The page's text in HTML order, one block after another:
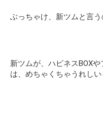
ぶっちゃけ、新ツムと言う
新ツムが、ハピネスBOX
は、めちゃくちゃうれしい